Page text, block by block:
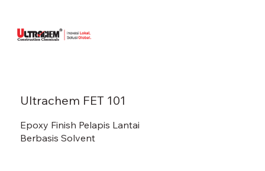
Ultrachem FET 101
Epoxy Finish Pelapis Lantai
Berbasis Solvent